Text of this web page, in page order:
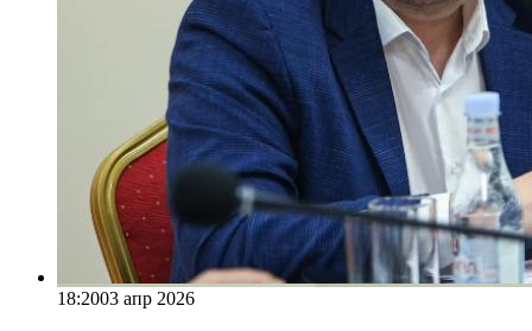
18:2003 апр 2026